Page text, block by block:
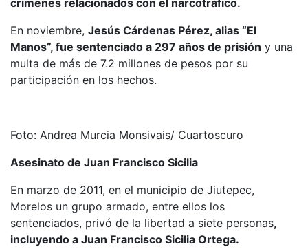
En noviembre, Jesús Cárdenas Pérez, alias “El
Manos”, fue sentenciado a 297 años de prisión y una
multa de más de 7.2 millones de pesos por su
participación en los hechos.
Foto: Andrea Murcia Monsivais/ Cuartoscuro
Asesinato de Juan Francisco Sicilia
En marzo de 2011, en el municipio de Jiutepec,
Morelos un grupo armado, entre ellos los
sentenciados, privó de la libertad a siete personas,
incluyendo a Juan Francisco Sicilia Ortega.